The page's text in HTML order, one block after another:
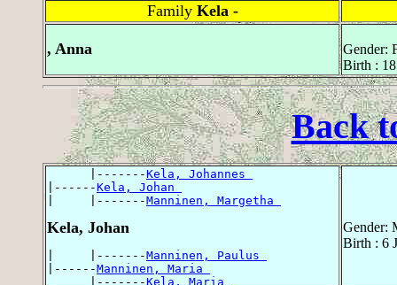
Family Kela -
, Anna
Gender:
Birth :
Back
      |-------
Kela, Johannes
|------Kela, Johan
|     |-------Manninen, Margetha
Kela, Johan
|     |-------Manninen, Paulus
|------Manninen, Maria
      |-------
Kela, Maria
Gender:
Birth : 6